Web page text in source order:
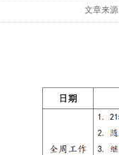
文章来